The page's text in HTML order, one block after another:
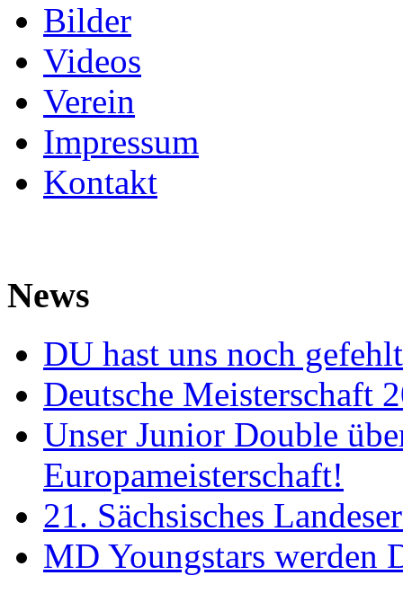
Bilder
Videos
Verein
Impressum
Kontakt
News
DU hast uns noch
Deutsche Meisterschaft
Unser Junior Double
Europameisterschaft!
21. Sächsisches
MD Youngstars werden